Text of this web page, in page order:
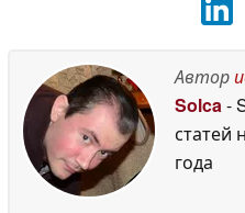
Автор
Solca -
статей
года